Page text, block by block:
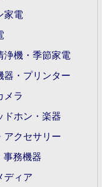
家電
浄機・季節家電
器・プリンター
メラ
ドホン・楽器
アクセサリー
事務機器
ディア